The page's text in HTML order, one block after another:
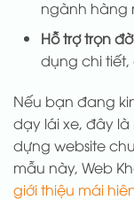
ngành hàng
Hỗ trợ trọn
dụng chi
Nếu bạn đang
dạy lái xe, đây
dựng website
mẫu này, Web
giới thiệu mái